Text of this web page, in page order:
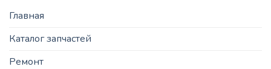
Главная
Каталог запчастей
Ремонт